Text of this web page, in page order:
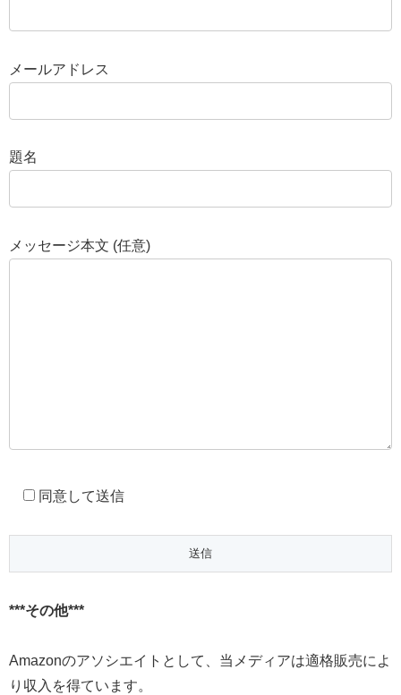
メールアドレス
題名
メッセージ本文 (任意)
同意して送信
***その他***
Amazonのアソシエイトとして、当メディアは適格販売によ
り収入を得ています。